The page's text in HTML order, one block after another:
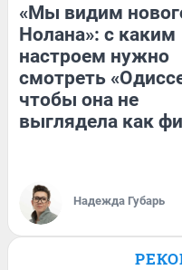
«Мы видим
Нолана»: с каким
настроем нужно
смотреть
чтобы она не
выглядела как
Надежда Губарь